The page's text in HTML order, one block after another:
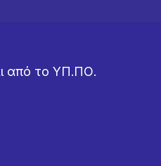
από το ΥΠ.ΠΟ.